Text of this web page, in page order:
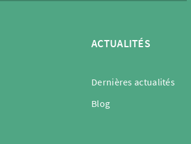
ACTUALITÉS
Dernières actualités
Blog